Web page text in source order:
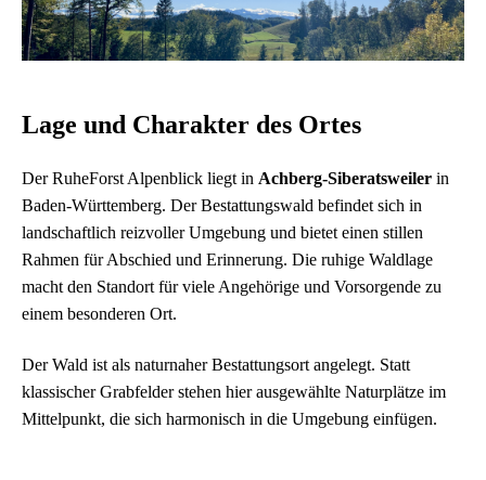
Lage und Charakter des Ortes
Der RuheForst Alpenblick liegt in Achberg-Siberatsweiler in
Baden-Württemberg. Der Bestattungswald befindet sich in
landschaftlich reizvoller Umgebung und bietet einen stillen
Rahmen für Abschied und Erinnerung. Die ruhige Waldlage
macht den Standort für viele Angehörige und Vorsorgende zu
einem besonderen Ort.
Der Wald ist als naturnaher Bestattungsort angelegt. Statt
klassischer Grabfelder stehen hier ausgewählte Naturplätze im
Mittelpunkt, die sich harmonisch in die Umgebung einfügen.